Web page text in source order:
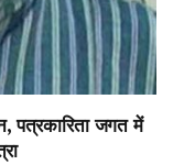
पत्रकारिता जगत में